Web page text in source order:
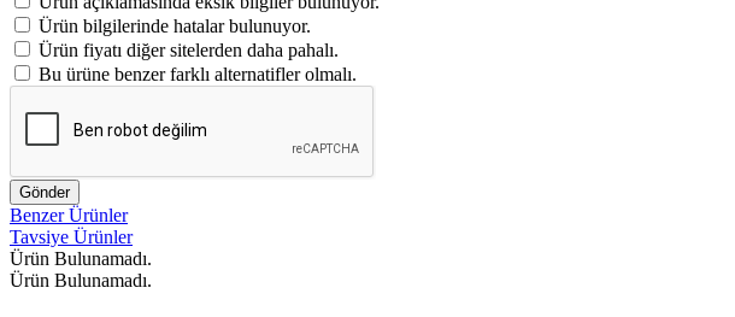
Ürün bilgilerinde hatalar bulunuyor.
Ürün fiyatı diğer sitelerden daha pahalı.
Bu ürüne benzer farklı alternatifler olmalı.
Gönder
Benzer Ürünler
Tavsiye Ürünler
Ürün Bulunamadı.
Ürün Bulunamadı.